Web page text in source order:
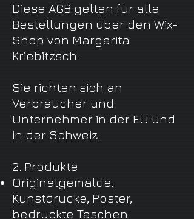
Diese AGB gelten für alle
Bestellungen über den Wix-
Shop von Margarita
Kriebitzsch.
Sie richten sich an
Verbraucher und
Unternehmer in der EU und
in der Schweiz.
2. Produkte
Originalgemälde,
Kunstdrucke, Poster,
bedruckte Taschen